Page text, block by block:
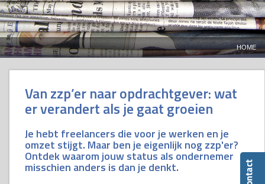
HOME
Van zzp’er naar opdrachtgever: wat
er verandert als je gaat groeien
Je hebt freelancers die voor je werken en je
omzet stijgt. Maar ben je eigenlijk nog zzp'er?
Ontdek waarom jouw status als ondernemer
misschien anders is dan je denkt.